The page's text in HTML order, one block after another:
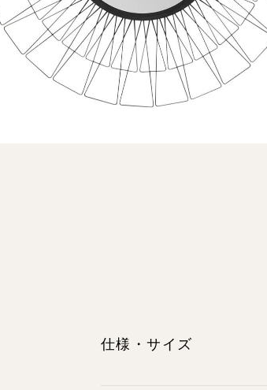
仕様・サイズ